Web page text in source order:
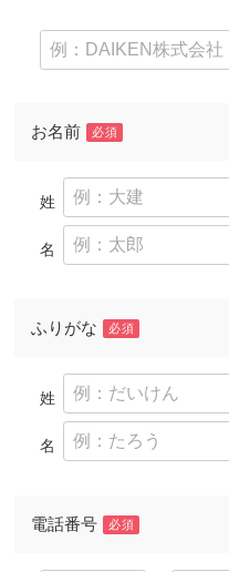
お名前 必須
姓
名
ふりがな 必須
姓
名
電話番号 必須